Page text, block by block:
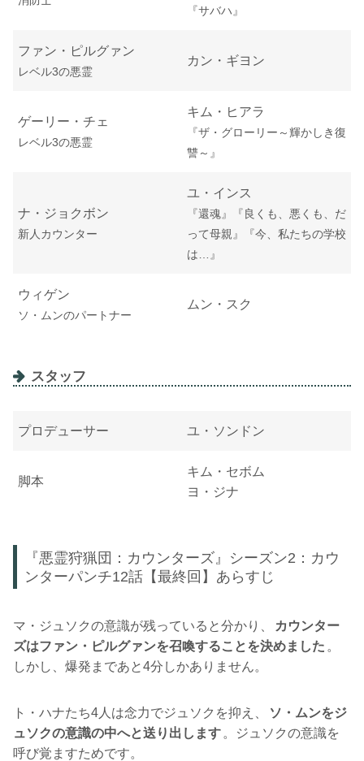
『サバハ』
ファン・ピルグァン
レベル3の悪霊
カン・ギヨン
ゲーリー・チェ
レベル3の悪霊
キム・ヒアラ
『ザ・グローリー～輝かしき復
讐～ 』
ナ・ジョクボン
新人カウンター
ユ・インス
『還魂』『良くも、悪くも、だ
って母親』『今、私たちの学校
は…』
ウィゲン
ソ・ムンのパートナー
ムン・スク
スタッフ
プロデューサー ユ・ソンドン
脚本
キム・セボム
ヨ・ジナ
『悪霊狩猟団：カウンターズ』シーズン2：カウ
ンターパンチ12話【最終回】あらすじ
マ・ジュソクの意識が残っていると分かり、
カウンター
ズはファン・ピルグァンを召喚することを決めました 。
しかし、爆発まであと4分しかありません。
ト・ハナたち4人は念力でジュソクを抑え、
ソ・ムンをジ
ュソクの意識の中へと送り出します 。ジュソクの意識を
呼び覚ますためです。